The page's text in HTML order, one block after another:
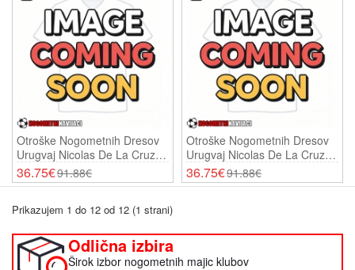
Otroške Nogometnih Dresov
Urugvaj Nicolas De La Cruz
#7 Domači SP 2026 Kratki
Rokavi (+ Hlače)
36.75€91.88€
Otroške Nogometnih Dresov
Urugvaj Nicolas De La Cruz
#7 Gostujoči SP 2026 Kratki
Rokavi (+ Hlače)
36.75€91.88€
Prikazujem 1 do 12 od 12 (1 strani)
Odlična izbira
Širok izbor nogometnih majic klubov